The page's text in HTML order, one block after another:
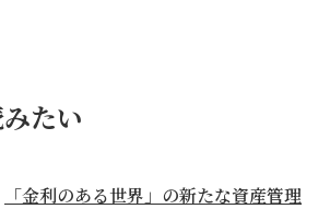
たい
「金利のある世界」の新たな資産管理